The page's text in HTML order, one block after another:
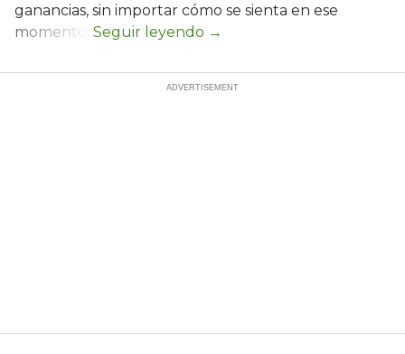
ganancias, sin importar cómo se sienta en ese
momento.